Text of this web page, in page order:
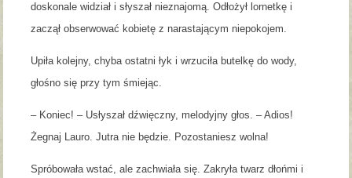
doskonale widział i słyszał nieznajomą. Odłożył lornetkę i
zaczął obserwować kobietę z narastającym niepokojem.
Upiła kolejny, chyba ostatni łyk i wrzuciła butelkę do wody,
głośno się przy tym śmiejąc.
– Koniec! – Usłyszał dźwięczny, melodyjny głos. – Adios!
Żegnaj Lauro. Jutra nie będzie. Pozostaniesz wolna!
Spróbowała wstać, ale zachwiała się. Zakryła twarz dłońmi i